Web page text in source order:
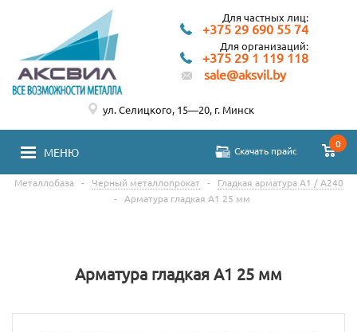
Для частных лиц:
+375 29 690 55 74
Для организаций:
+375 29 1 119 118
sale@aksvil.by
МЕНЮ Скачать прайс
0
ул. Селицкого, 15—20, г. Минск
Металлобаза - Черный металлопрокат -
Гладкая арматура А1 / А240
-
Арматура гладкая А1 25 мм
Арматура гладкая А1 25 мм